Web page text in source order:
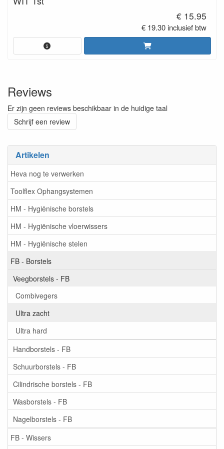
Artikelen
Heva nog te verwerken
Toolflex Ophangsystemen
HM - Hygiënische borstels
HM - Hygiënische vloerwissers
HM - Hygiënische stelen
FB - Borstels
Veegborstels - FB
Combivegers
Ultra zacht
Ultra hard
Handborstels - FB
Schuurborstels - FB
Cilindrische borstels - FB
Wasborstels - FB
Nagelborstels - FB
FB - Wissers
€ 15.95
€ 19.30 inclusief btw
Reviews
Er zijn geen reviews beschikbaar in de huidige taal
Schrijf een review